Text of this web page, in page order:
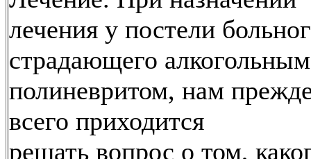
лечения у постели
страдающего алкогольным
полиневритом, нам
всего приходится
решать вопрос о том,